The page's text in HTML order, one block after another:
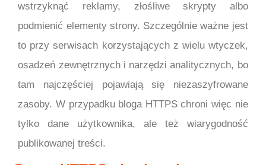
wstrzyknąć reklamy, złośliwe skrypty albo
podmienić elementy strony. Szczególnie ważne jest
to przy serwisach korzystających z wielu wtyczek,
osadzeń zewnętrznych i narzędzi analitycznych, bo
tam najczęściej pojawiają się niezaszyfrowane
zasoby. W przypadku bloga HTTPS chroni więc nie
tylko dane użytkownika, ale też wiarygodność
publikowanej treści.